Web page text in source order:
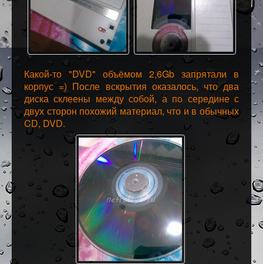
Какой-то "DVD" объёмом 2,6Gb запрятали в
корпус =) После вскрытия оказалось, что два
диска склеены между собой, а по середине с
двух сторон похожий материал, что и в обычных
CD, DVD.